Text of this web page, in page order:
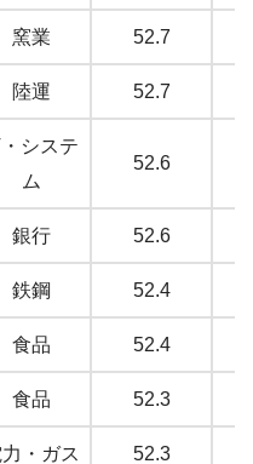
窯業 52.7
陸運 52.7
・システ
ム
52.6
銀行 52.6
鉄鋼 52.4
食品 52.4
食品 52.3
・ガス 52.3